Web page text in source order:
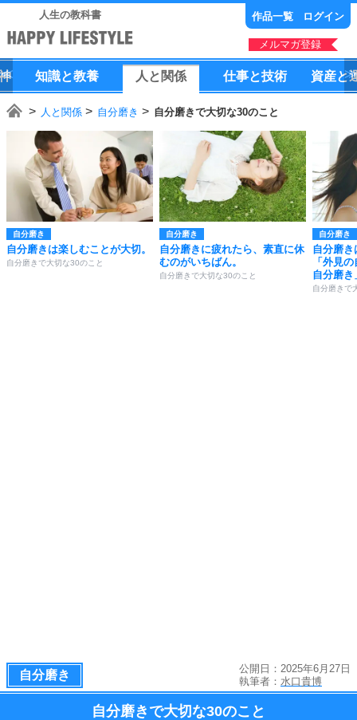
人生の教科書 作品一覧 ログイン
メルマガ登録
知識と教養 人 と 関係 仕事と技術 資産と
人と関係 自分磨き 自分磨きで大切な30のこと
自分磨き
自分磨きは楽しむことが大切。
自分磨きで大切な30のこと
自分磨き
自分磨きに疲れたら、素直に休
むのがいちばん。
自分磨きで大切な30のこと
自分磨き
自分磨き
「外見
自分磨き
自分磨きで
自分磨き
公開日：2025年6月27日
執筆者： 水口貴博
自分磨きで大切な30のこと